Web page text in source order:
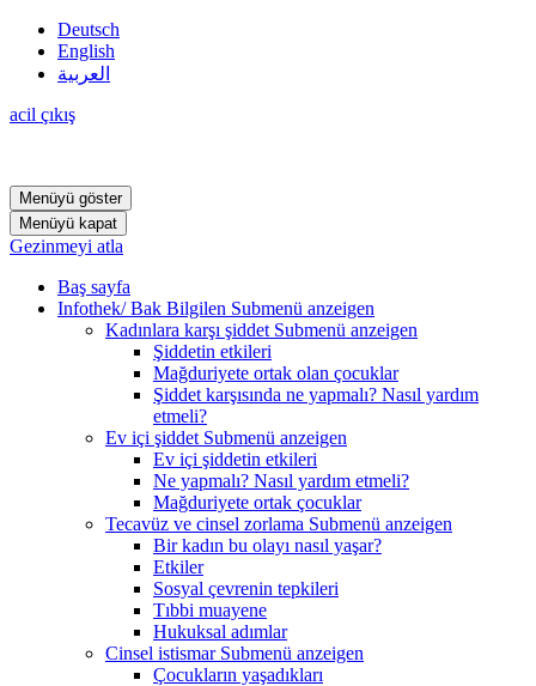
Deutsch
English
العربية
acil çıkış
Menüyü göster
Menüyü kapat
Gezinmeyi atla
Baş sayfa
Infothek/ Bak Bilgilen Submenü anzeigen
Kadınlara karşı şiddet Submenü anzeigen
Şiddetin etkileri
Mağduriyete ortak olan çocuklar
Şiddet karşısında ne yapmalı? Nasıl yardım
etmeli?
Ev içi şiddet Submenü anzeigen
Ev içi şiddetin etkileri
Ne yapmalı? Nasıl yardım etmeli?
Mağduriyete ortak çocuklar
Tecavüz ve cinsel zorlama Submenü anzeigen
Bir kadın bu olayı nasıl yaşar?
Etkiler
Sosyal çevrenin tepkileri
Tıbbi muayene
Hukuksal adımlar
Cinsel istismar Submenü anzeigen
Çocukların yaşadıkları